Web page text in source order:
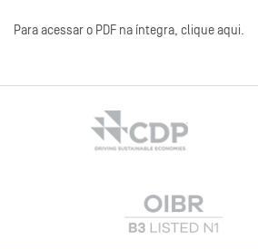
Para acessar o PDF na íntegra, clique aqui.